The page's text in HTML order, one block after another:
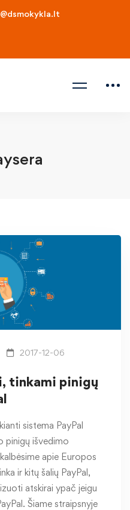
2017-12-06
tinkami pinigų
sistema PayPal
pinigų išvedimo
apie Europos
ir kitų šalių PayPal,
atskirai ypač jeigu
Šiame straipsnyje